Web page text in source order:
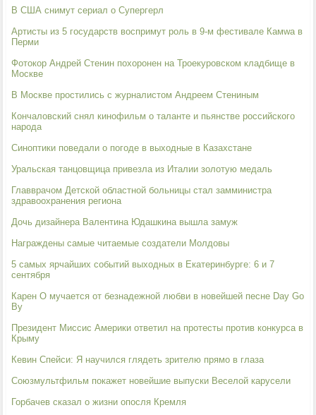
В США снимут сериал о Супергерл
Артисты из 5 государств воспримут роль в 9-м фестивале Камwа в
Перми
Фотокор Андрей Стенин похоронен на Троекуровском кладбище в
Москве
В Москве простились с журналистом Андреем Стениным
Кончаловский снял кинофильм о таланте и пьянстве российского
народа
Синоптики поведали о погоде в выходные в Казахстане
Уральская танцовщица привезла из Италии золотую медаль
Главврачом Детской областной больницы стал замминистра
здравоохранения региона
Дочь дизайнера Валентина Юдашкина вышла замуж
Награждены самые читаемые создатели Молдовы
5 самых ярчайших событий выходных в Екатеринбурге: 6 и 7
сентября
Карен О мучается от безнадежной любви в новейшей песне Day Go
By
Президент Миссис Америки ответил на протесты против конкурса в
Крыму
Кевин Спейси: Я научился глядеть зрителю прямо в глаза
Союзмультфильм покажет новейшие выпуски Веселой карусели
Горбачев сказал о жизни опосля Кремля